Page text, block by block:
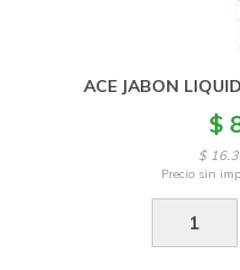
ACE JABON
$
$
Precio sin